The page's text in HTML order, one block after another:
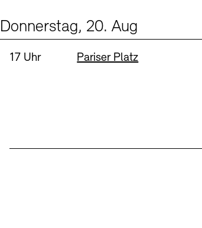
Donnerstag, 20. Aug
Uhrzeit:
17 Uhr Standort
Pariser Platz